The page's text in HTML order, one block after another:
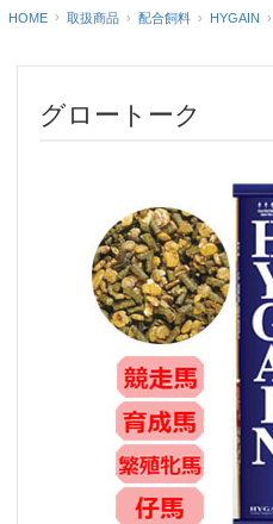
HOME 取扱商品 配合飼料 HYGAIN
グロートーク